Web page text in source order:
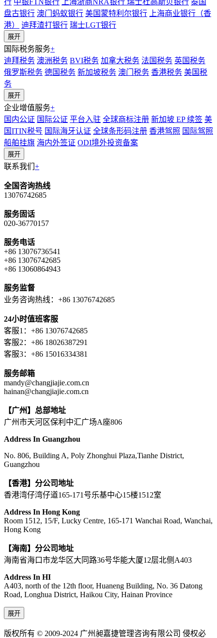
盘古银行 澳门蚂蚁银行 美国蒙特利尔银行
上海商业银行（香
港）
迪拜渣打银行 瑞士LGT银行
展开
国际税务服务+
迪拜税务 澳洲税务 BVI税务 加拿大税务 法国税务 英国税务
俄罗斯税务 德国税务 新加坡税务 澳门税务 香港税务 美国税
务
展开
企业增值服务+
国内公证 国际公证 平台入驻 全球商标注册 新加坡 EP 续签 美
国ITIN税号 国际海牙认证 全球条形码注册 香港驾照 国际驾照
船舶挂旗 海内外签证 ODI境外投资备案
展开
联系我们 +
全国咨询热线
13076742685
服务固话
020-36770157
服务电话
+86 13076736541
+86 13076742685
+86 13060864943
服务监督
业务咨询热线：+86 13076742685
24小时值班客服
客服1：+86 13076742685
客服2：+86 18026387291
客服3：+86 15016334381
服务邮箱
mandy@changjiajie.com.cn
hainan@changjiajie.com.cn
【广州】总部地址
广州市天河区保利中汇广场A座806
Address In Guangzhou
No. 806, Building A, Poly Zhonghui Plaza,Tianhe District,
Guangzhou
【香港】分公司地址
香港湾仔湾仔道165-171号乐基中心15楼1512室
Address In Hong Kong
Room 1512, 15/F, Lucky Centre, 165-171 Wanchai Road, Wanchai,
Hong Kong
【海南】分公司地址
海南省海口市龙华区大同路36号华能大厦12层北侧A403
Address In HI
A403, north of the 12th floor, Huaneng Building, No. 36 Datong
Road, Longhua District, Haikou City, Hainan Province
展开
版权所有 © 2009-2024 广州昶嘉捷管理咨询有限公司 侵权必